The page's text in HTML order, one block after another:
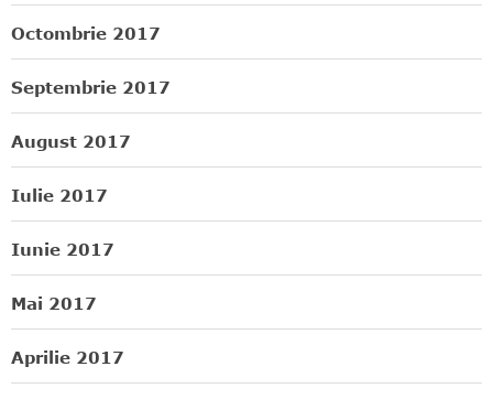
Octombrie 2017
Septembrie 2017
August 2017
Iulie 2017
Iunie 2017
Mai 2017
Aprilie 2017